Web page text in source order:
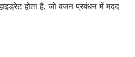
होता है, जो वजन प्रबंधन में मदद